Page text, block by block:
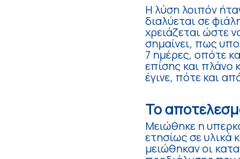
Η λύση λοιπόν
διαλύεται σε
χρειάζεται ώστε
σημαίνει, πως
7 ημέρες, οπότε
επίσης και πλάνο
έγινε, πότε και
Το
Μειώθηκε η
ετησίως σε υλικά
μειώθηκαν οι